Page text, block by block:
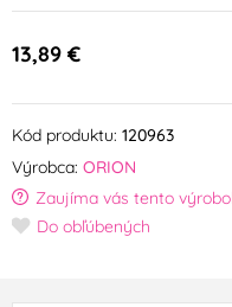
13,89 €
Kód produktu: 120963
Výrobca: ORION
Zaujíma vás tento
Do obľúbených